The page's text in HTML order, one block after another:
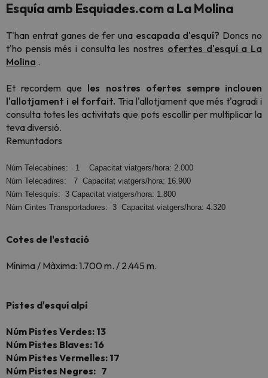
Esquía amb Esquiades.com a La Molina
T'han entrat ganes de fer una escapada d'esquí? Doncs no
t'ho pensis més i consulta les nostres ofertes d'esquí a La
Molina .
Et recordem que les nostres ofertes sempre inclouen
l'allotjament i el forfait. Tria l'allotjament que més t'agradi i
consulta totes les activitats que pots escollir per multiplicar la
teva diversió.
Remuntadors
Núm Telecabines: 1 Capacitat viatgers/hora: 2.000
Núm Telecadires: 7 Capacitat viatgers/hora: 16.900
Núm Telesquís: 3 Capacitat viatgers/hora: 1.800
Núm Cintes Transportadores: 3 Capacitat viatgers/hora: 4.320
Cotes de l'estació
Mínima / Màxima: 1.700 m. / 2.445 m.
Pistes d'esquí alpí
Núm Pistes Verdes: 13
Núm Pistes Blaves: 16
Núm Pistes Vermelles: 17
Núm Pistes Negres: 7